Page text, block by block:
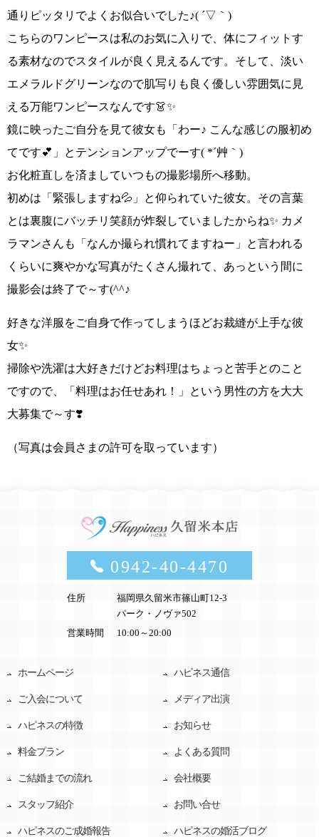
通りピッタリでよくお似合いでした♪( ´▽｀)
こちらのワンピースは私のお気に入りで、体にフィットす
る素材なのでスタイルが良く見えるんです。そして、 淡い
エメラルドグリーンなので肌写りも良く優しい雰囲気に見
える万能ワンピースなんです👗✨
鏡に映ったご自分を見て彼女も
「わー♪ こんな感じの服初め
てです💕」
とテンションアップでーす( *´艸｀)
お化粧直しを済ましていつもの撮影場所へ移動。
初めは 「緊張しますね💦」
と仰られていた彼女。その言葉
とは裏腹にバッチリ笑顔が炸裂していましたからね✨ カメ
ラマンさんも
「なんか撮られ慣れてますねー」
と言われる
くらいに爽やかな写真がたくさん撮れて、あっという間に
撮影会は終了で～す(^^♪
好きな洋服をご自身で作ってしまうほどお裁縫が上手な彼
女✨
掃除や洗濯は大好きだけどお料理はちょっと苦手とのこと
ですので、
「料理はお任せあれ！」という男性の方を大大
大募集で～す❣️
（写真は会員さまの許可を取っています）
0942-40-4470
住所
福岡県久留米市篠山町12-3
パーク・ノヴァ502
営業時間
10:00～20:00
ホームページ
ご入会について
ハピネスの特徴
料金プラン
ご結婚までの流れ
スタッフ紹介
ハピネスのご成婚報告
ハピネス通信
メディア出演
お知らせ
よくある質問
会社概要
お問い合せ
ハピネスの婚活ブログ